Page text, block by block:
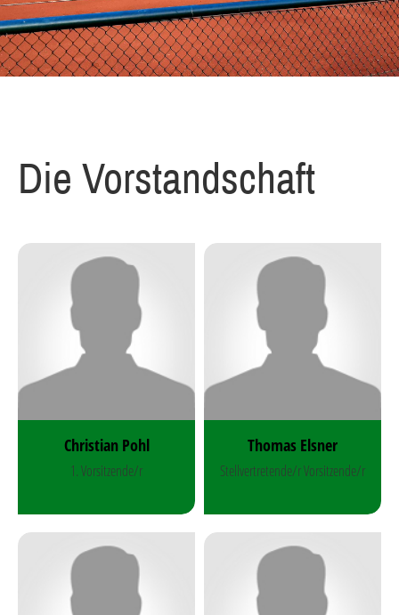
Die Vorstandschaft
Christian Pohl
1. Vorsitzende/r
Thomas Elsner
Stellvertretende/r Vorsitzende/r